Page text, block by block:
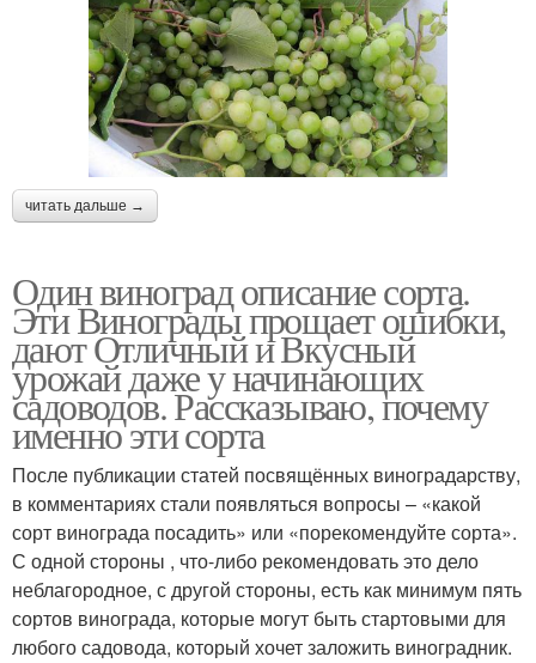
читать дальше →
Один виноград описание сорта.
Эти Винограды прощает ошибки,
дают Отличный и Вкусный
урожай даже у начинающих
садоводов. Рассказываю, почему
именно эти сорта
После публикации статей посвящённых виноградарству,
в комментариях стали появляться вопросы – «какой
сорт винограда посадить» или «порекомендуйте сорта».
С одной стороны , что-либо рекомендовать это дело
неблагородное, с другой стороны, есть как минимум пять
сортов винограда, которые могут быть стартовыми для
любого садовода, который хочет заложить виноградник.